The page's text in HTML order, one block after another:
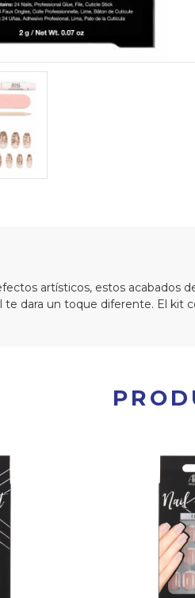
artísticos, estos acabados
te dara un toque diferente. El kit